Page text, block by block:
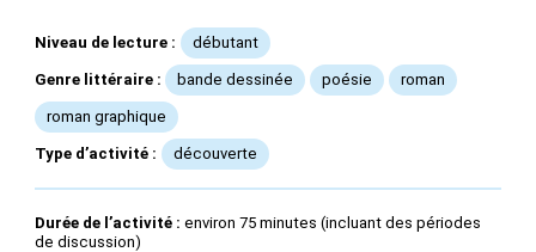
Niveau de lecture : débutant
Genre littéraire : bande dessinée poésie roman
roman graphique
Type d’activité : découverte
Durée de l’activité : environ 75 minutes (incluant des périodes
de discussion)